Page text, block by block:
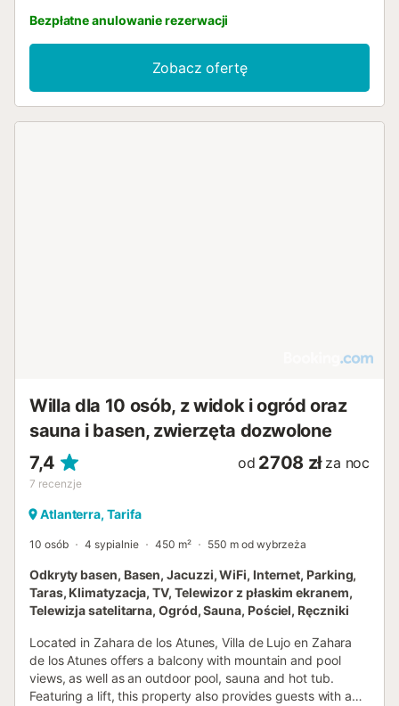
Bezpłatne anulowanie rezerwacji
Zobacz ofertę
Willa dla 10 osób, z widok i ogród oraz
sauna i basen, zwierzęta dozwolone
7,4
7 recenzje
od 2708 zł za noc
Atlanterra, Tarifa
10 osób 4 sypialnie 450 m² 550 m od wybrzeża
Odkryty basen, Basen, Jacuzzi, WiFi, Internet, Parking,
Taras, Klimatyzacja, TV, Telewizor z płaskim ekranem,
Telewizja satelitarna, Ogród, Sauna, Pościel, Ręczniki
Located in Zahara de los Atunes, Villa de Lujo en Zahara
de los Atunes offers a balcony with mountain and pool
views, as well as an outdoor pool, sauna and hot tub.
Featuring a lift, this property also provides guests with a